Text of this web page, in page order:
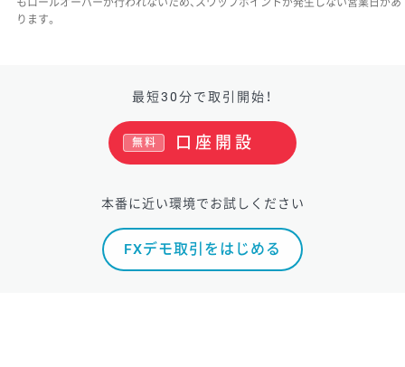
もロールオーバーが行われないため、スワップポイントが発生しない営業日があ
ります。
最短30分で取引開始！
口座開設
無料
本番に近い環境でお試しください
FXデモ取引をはじめる